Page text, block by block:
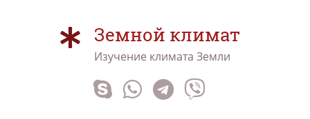
Земной климат
Изучение климата Земли